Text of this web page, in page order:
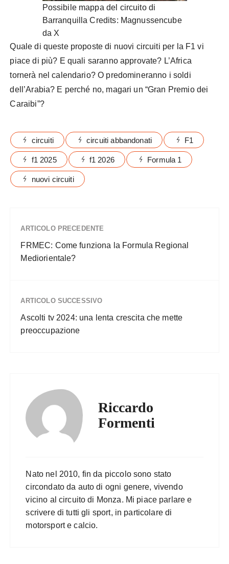
Possibile mappa del circuito di
Barranquilla Credits: Magnussencube
da X
Quale di queste proposte di nuovi circuiti per la F1 vi
piace di più? E quali saranno approvate? L’Africa
tornerà nel calendario? O predomineranno i soldi
dell’Arabia? E perché no, magari un “Gran Premio dei
Caraibi”?
circuiti circuiti abbandonati F1
f1 2025 f1 2026 Formula 1
nuovi circuiti
ARTICOLO PRECEDENTE
FRMEC: Come funziona la Formula Regional
Mediorientale?
ARTICOLO SUCCESSIVO
Ascolti tv 2024: una lenta crescita che mette
preoccupazione
Riccardo
Formenti
Nato nel 2010, fin da piccolo sono stato
circondato da auto di ogni genere, vivendo
vicino al circuito di Monza. Mi piace parlare e
scrivere di tutti gli sport, in particolare di
motorsport e calcio.